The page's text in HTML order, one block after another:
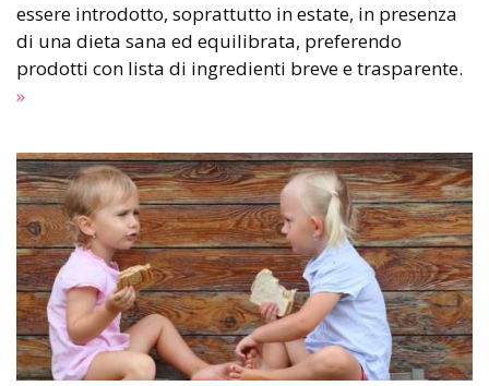
essere introdotto, soprattutto in estate, in presenza
di una dieta sana ed equilibrata, preferendo
prodotti con lista di ingredienti breve e trasparente.
»